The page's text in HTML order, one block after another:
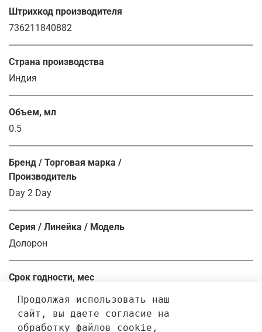
Штрихкод производителя
736211840882
Страна производства
Индия
Объем, мл
0.5
Бренд / Торговая марка /
Производитель
Day 2 Day
Серия / Линейка / Модель
Долорон
Срок годности, мес
60.0
Продолжая использовать наш
сайт, вы даете согласие на
обработку файлов cookie,